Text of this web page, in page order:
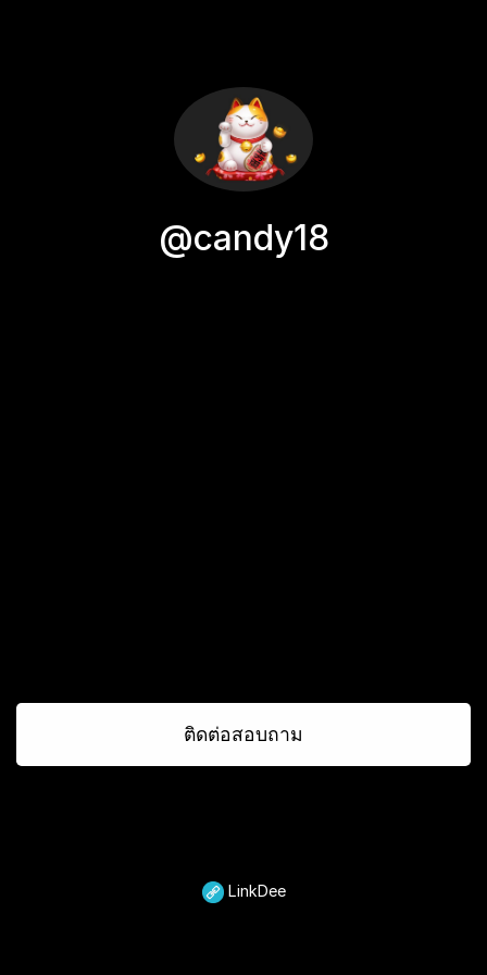
@candy18
ติดต่อสอบถาม
LinkDee